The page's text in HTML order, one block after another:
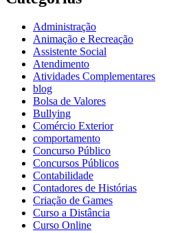
Administração
Animação e Recreação
Assistente Social
Atendimento
Atividades Complementares
blog
Bolsa de Valores
Bullying
Comércio Exterior
comportamento
Concurso Público
Concursos Públicos
Contabilidade
Contadores de Histórias
Criação de Games
Curso a Distância
Curso Online